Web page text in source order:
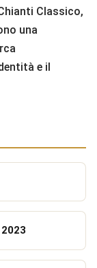
Classico,
una
e il